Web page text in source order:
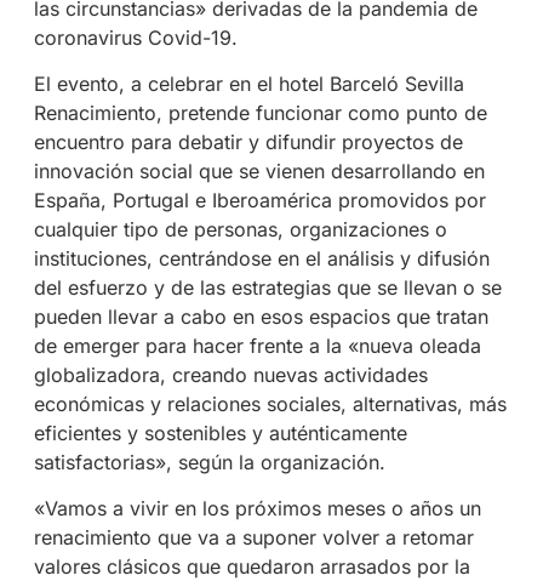
las circunstancias» derivadas de la pandemia de
coronavirus Covid-19.
El evento, a celebrar en el hotel Barceló Sevilla
Renacimiento, pretende funcionar como punto de
encuentro para debatir y difundir proyectos de
innovación social que se vienen desarrollando en
España, Portugal e Iberoamérica promovidos por
cualquier tipo de personas, organizaciones o
instituciones, centrándose en el análisis y difusión
del esfuerzo y de las estrategias que se llevan o se
pueden llevar a cabo en esos espacios que tratan
de emerger para hacer frente a la «nueva oleada
globalizadora, creando nuevas actividades
económicas y relaciones sociales, alternativas, más
eficientes y sostenibles y auténticamente
satisfactorias», según la organización.
«Vamos a vivir en los próximos meses o años un
renacimiento que va a suponer volver a retomar
valores clásicos que quedaron arrasados por la